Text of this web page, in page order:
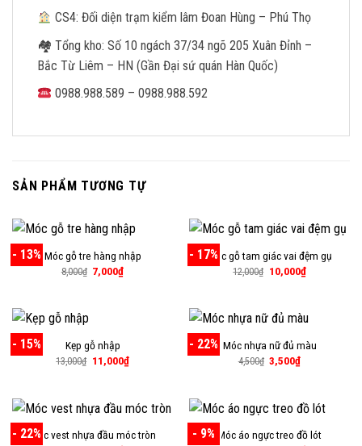
CS4: Đối diện trạm kiểm lâm Đoan Hùng – Phú Thọ
🏘 Tổng kho: Số 10 ngách 37/34 ngõ 205 Xuân Đỉnh –
Bắc Từ Liêm – HN (Gần Đại sứ quán Hàn Quốc)
0988.988.589 – 0988.988.592
SẢN PHẨM TƯƠNG TỰ
- 13% Móc gỗ tre hàng nhập
8,000₫ Giá
gốc
7,000₫Giá
- 17%Móc gỗ tam giác vai đệm gụ
12,000₫ Giá
gốc
10,000₫Giá
hiện
- 15% Kẹp gỗ nhập
13,000₫ Giá
gốc
11,000₫Giá
hiện
11,000₫.
- 22% Móc nhựa nữ đủ màu
4,500₫ Giá
gốc
3,500₫Giá
3,500₫.
- 22%Móc vest nhựa đầu móc tròn - 9% Móc áo ngực treo đồ lót